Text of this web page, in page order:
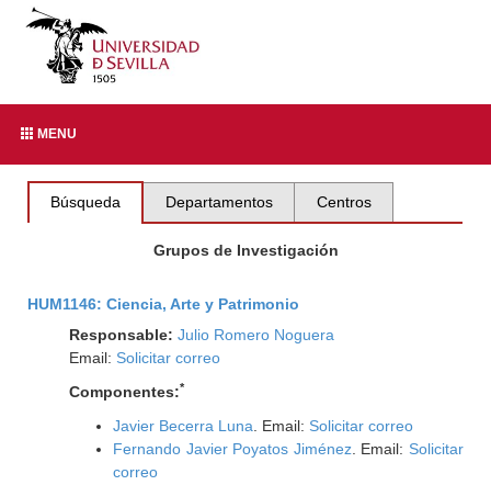
MENU
Búsqueda Departamentos Centros
Grupos de Investigación
HUM1146: Ciencia, Arte y Patrimonio
Responsable: Julio Romero Noguera
Email: Solicitar correo
Componentes:*
Javier Becerra Luna . Email: Solicitar correo
Fernando Javier Poyatos Jiménez. Email: Solicitar
correo